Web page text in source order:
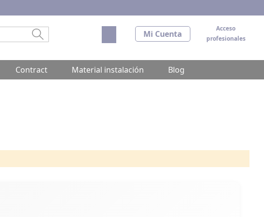
Acceso
profesionales
Mi Cuenta
Mi carrito
Contract Material instalación Blog